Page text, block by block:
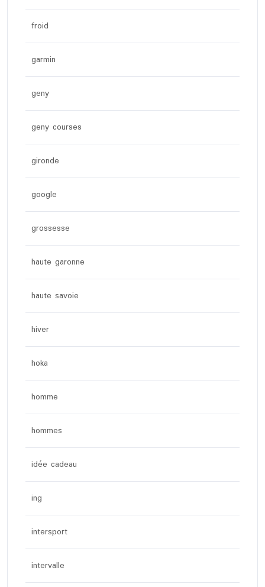
froid
garmin
geny
geny courses
gironde
google
grossesse
haute garonne
haute savoie
hiver
hoka
homme
hommes
idée cadeau
ing
intersport
intervalle